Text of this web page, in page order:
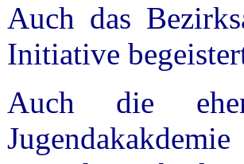
Auch das
Initiative
Auch die